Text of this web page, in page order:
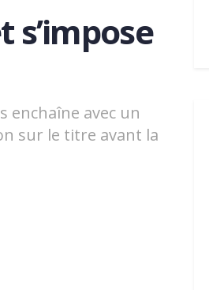
s’impose
enchaîne avec un
sur le titre avant la